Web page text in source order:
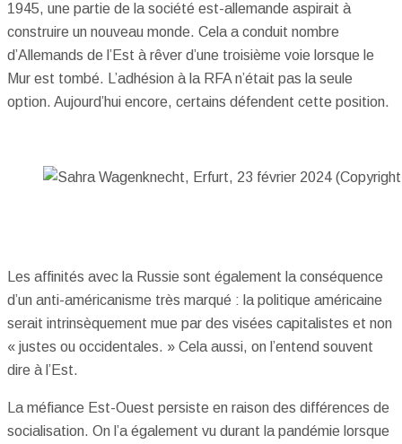
1945, une partie de la société est-allemande aspirait à
construire un nouveau monde. Cela a conduit nombre
d’Allemands de l’Est à rêver d’une troisième voie lorsque le
Mur est tombé. L’adhésion à la RFA n’était pas la seule
option. Aujourd’hui encore, certains défendent cette position.
Les affinités avec la Russie sont également la conséquence
d’un anti-américanisme très marqué : la politique américaine
serait intrinsèquement mue par des visées capitalistes et non
« justes ou occidentales. » Cela aussi, on l’entend souvent
dire à l’Est.
La méfiance Est-Ouest persiste en raison des différences de
socialisation. On l’a également vu durant la pandémie lorsque